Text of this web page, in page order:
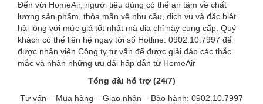
Đến với HomeAir, người tiêu dùng có thể an tâm về chất
lượng sản phẩm, thỏa mãn về nhu cầu, dịch vụ và đặc biệt
hài lòng với mức giá tốt nhất mà địa chỉ này cung cấp. Quý
khách có thể liên hệ ngay tới số Hotline: 0902.10.7997 để
được nhân viên Công ty tư vấn để được giải đáp các thắc
mắc và nhận những ưu đãi hấp dẫn từ HomeAir
Tổng đài hỗ trợ (24/7)
Tư vấn – Mua hàng – Giao nhận – Bảo hành: 0902.10.7997